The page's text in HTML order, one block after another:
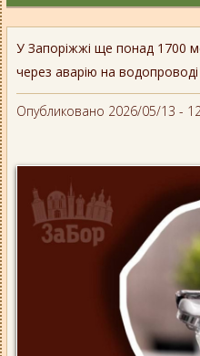
У Запоріжжі ще понад 1700
через аварію на водопроводі
Опубликовано 2026/05/13 -